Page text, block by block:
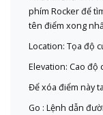
phím Rocker để
tên điểm xong
Location: Tọa độ
Elevation: Cao độ
Để xóa điểm này
Go : Lệnh dẫn